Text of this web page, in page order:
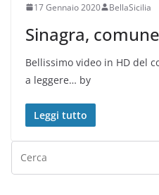
17 Gennaio 2020 BellaSicilia
Sinagra,
Bellissimo video in HD del
a leggere… by
Leggi tutto